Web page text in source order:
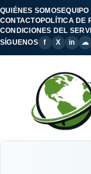
QUIÉNES SOMOS
CONTACTOPOLÍTICA DE
CONDICIONES DEL
SÍGUENOS
f X in ☁